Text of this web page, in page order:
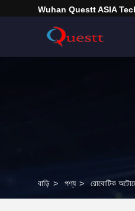
Wuhan Questt ASIA
বাড়ি > পণ্য > রোবোটিক